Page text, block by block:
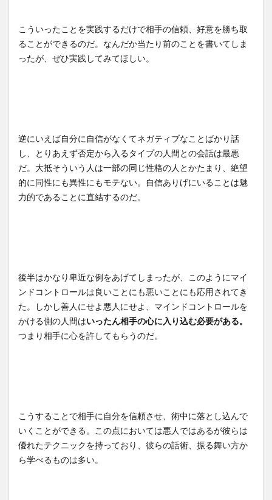
こういったことを実践するだけで相手の信頼、好意を勝ち取
ることができるのだ。なんだか当たり前のことを書いてしま
ったが、ぜひ実践してみてほしい。
逆にいえば自分に自信がなくてネガティブなことばかり話
し、とりあえず否定から入るタイプの人間との会話は最悪
だ。大抵そういう人は一部の同じ性格の人とかたまり、絶望
的に同性にも異性にもモテない。自信ありげにいることは魅
力的であることに直結するのだ。
後半はかなり卑近な例をあげてしまったが、このようにマイ
ンドコントロールは良いことにも悪いことにも応用されてき
た。しかし善人にせよ悪人にせよ、マインドコントロールを
かける側の人間はいったん相手の心に入り込む必要がある。
つまり相手に心を許してもらうのだ。
こうすることで相手に自分を信頼させ、術中に落とし込んで
いくことができる。この点においては悪人ではあるが彼らは
優れたテクニックを持っており、彼らの話術、振る舞い方か
ら学べるものは多い。